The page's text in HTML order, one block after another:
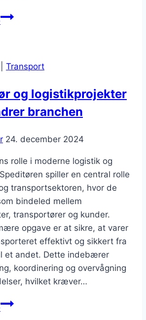
Speditør
rolle
transport
Transport
og logistikprojekter
branchen
24. december 2024
rolle i moderne logistik og
spiller en central rolle
transportsektoren, hvor de
bindeled mellem
transportører og kunder.
opgave er at sikre, at varer
effektivt og sikkert fra
et andet. Dette indebærer
koordinering og overvågning
hvilket kræver…
Speditør